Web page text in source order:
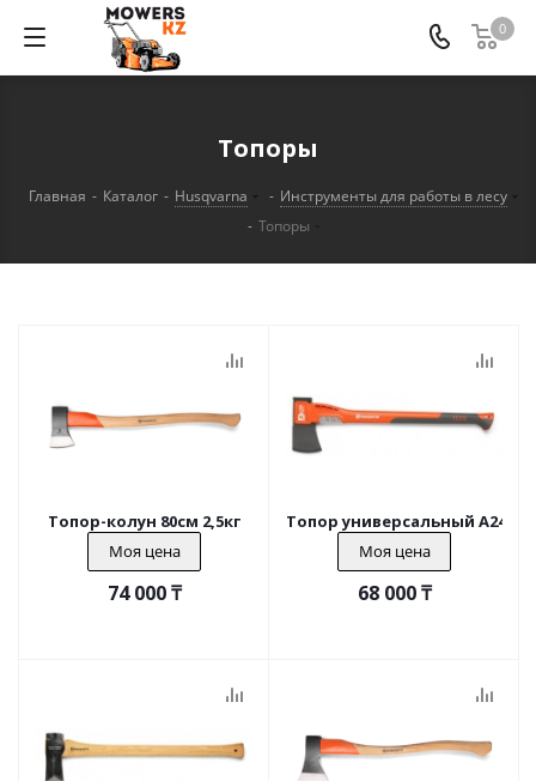
0
Топоры
Главная - Каталог - Husqvarna - Инструменты для работы в лесу
- Топоры
Топор-колун 80см 2,5кг
Моя цена
74 000₸
Топор универсальный A2400
Моя цена
68 000₸